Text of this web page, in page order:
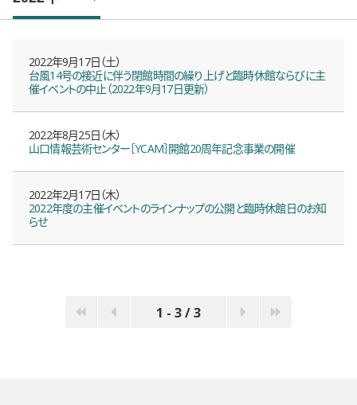
2022年9月17日（土）
台風14号の接近に伴う閉館時間の繰り上げと臨時休館ならびに主
催イベントの中止（2022年9月17日更新）
2022年8月25日（木）
山口情報芸術センター［YCAM］開館20周年記念事業の開催
2022年2月17日（木）
2022年度の主催イベントのラインナップの公開と臨時休館日のお知
らせ
1 - 3 / 3